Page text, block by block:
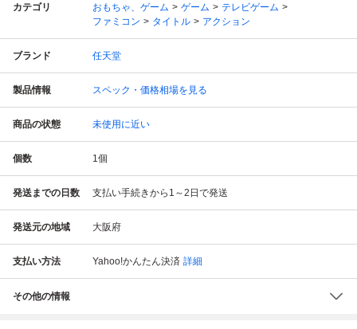
カテゴリ おもちゃ、ゲーム ゲーム
テレビゲーム
ファミコン
タイトル アクション
ブランド 任天堂
製品情報 スペック・価格相場を見る
商品の状態 未使用に近い
個数 1個
発送までの日数 支払い手続きから1～2日で発送
発送元の地域 大阪府
支払い方法 Yahoo!かんたん決済 詳細
その他の情報